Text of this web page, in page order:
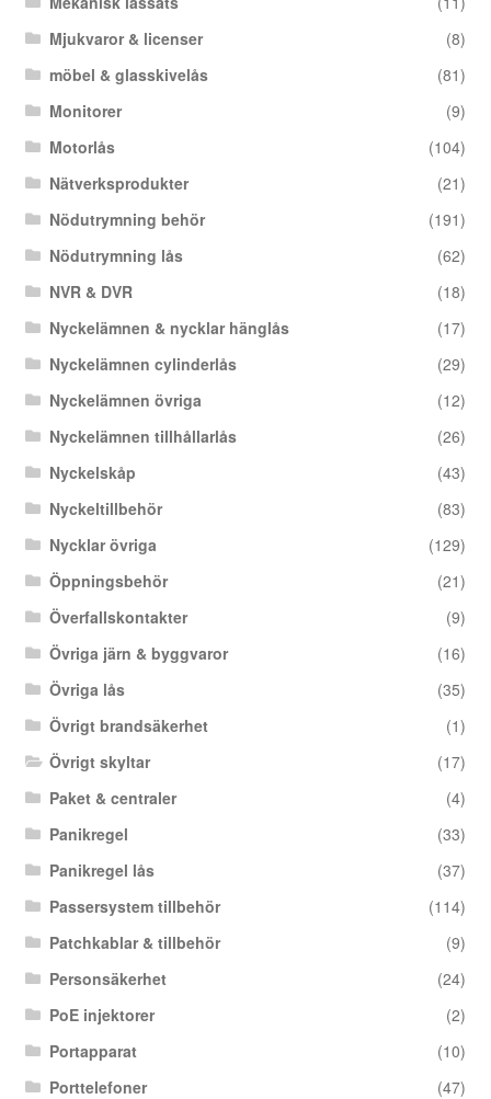
Mjukvaror & licenser
(8)
möbel & glasskivelås
(81)
Monitorer
(9)
Motorlås
(104)
Nätverksprodukter
(21)
Nödutrymning behör
(191)
Nödutrymning lås
(62)
NVR & DVR
(18)
Nyckelämnen & nycklar hänglås
(17)
Nyckelämnen cylinderlås
(29)
Nyckelämnen övriga
(12)
Nyckelämnen tillhållarlås
(26)
Nyckelskåp
(43)
Nyckeltillbehör
(83)
Nycklar övriga
(129)
Öppningsbehör
(21)
Överfallskontakter
(9)
Övriga järn & byggvaror
(16)
Övriga lås
(35)
Övrigt brandsäkerhet
(1)
Övrigt skyltar
(17)
Paket & centraler
(4)
Panikregel
(33)
Panikregel lås
(37)
Passersystem tillbehör
(114)
Patchkablar & tillbehör
(9)
Personsäkerhet
(24)
PoE injektorer
(2)
Portapparat
(10)
Porttelefoner
(47)